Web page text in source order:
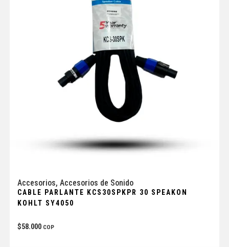
Accesorios, Accesorios de Sonido
CABLE PARLANTE KCS30SPKPR 30 SPEAKON
KOHLT SY4050
$58.000 COP